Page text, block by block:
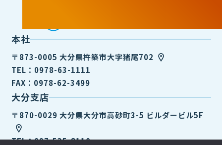
本社
〒873-0005 大分県杵築市大字猪尾702
TEL：0978-63-1111
FAX：0978-62-3499
大分支店
〒870-0029 大分県大分市高砂町3-5 ビルダービル5F
TEL：097-535-8110